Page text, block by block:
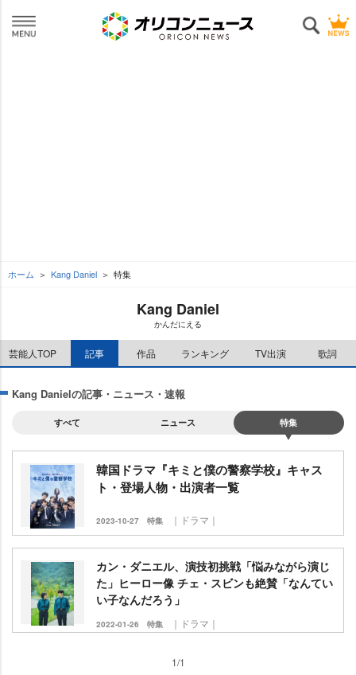
ホーム Kang Daniel 特集
Kang Daniel
かんだにえる
芸能人TOP 記事 作品 ランキング TV出演 歌詞
Kang Danielの記事・ニュース・速報
すべて ニュース 特集
韓国ドラマ『キミと僕の警察学校』キャス
ト・登場人物・出演者一覧
2023-10-27 特集 ｜ドラマ｜
カン・ダニエル、演技初挑戦「悩みながら演じ
た」ヒーロー像 チェ・スビンも絶賛「なんてい
い子なんだろう」
2022-01-26 特集 ｜ドラマ｜
1/1